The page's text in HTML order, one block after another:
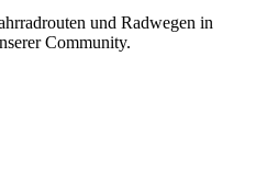
und Radwegen in
Community.